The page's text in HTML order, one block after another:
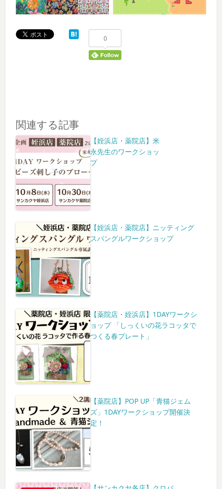
0
関連する記事
【姪浜店・薬院店】米
永先生のワークショッ
プ
【姪浜店・薬院店】ニッティング
スパングルワークショップ
【薬院店・姪浜店】1DAYワークシ
ョップ 「しっくいの花ラコッタで
つくる春プレート」
【薬院店】POP UP「青猫ジェム
ズ」1DAYワークショップ開催決
定！